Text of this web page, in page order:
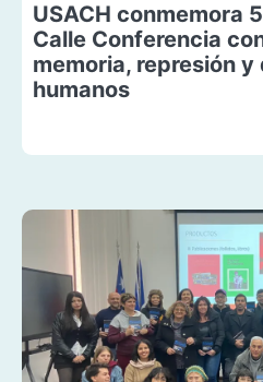
USACH conmemora
Calle Conferencia
memoria, represión y
humanos